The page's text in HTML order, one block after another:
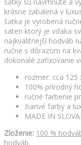
krásne zabalená v
šatka je vyrobená
saten ktorý je vďaka
najkvalitnejší hodváb
ručne s dôrazom na
dokonalé zafixovanie
rozmer: cca 125
100% prírodný
ručné farbenie
žiarivé farby a
MADE IN
Zloženie: 100 %
hodváb